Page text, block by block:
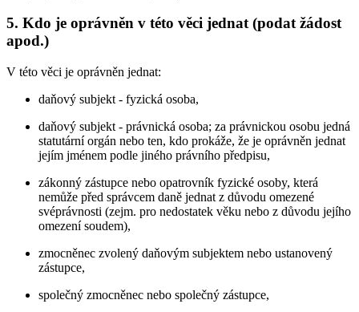
5. Kdo je oprávněn v této věci jednat (podat žádost
apod.)
V této věci je oprávněn jednat:
daňový subjekt - fyzická osoba,
daňový subjekt - právnická osoba; za právnickou osobu jedná
statutární orgán nebo ten, kdo prokáže, že je oprávněn jednat
jejím jménem podle jiného právního předpisu,
zákonný zástupce nebo opatrovník fyzické osoby, která
nemůže před správcem daně jednat z důvodu omezené
svéprávnosti (zejm. pro nedostatek věku nebo z důvodu jejího
omezení soudem),
zmocněnec zvolený daňovým subjektem nebo ustanovený
zástupce,
společný zmocněnec nebo společný zástupce,